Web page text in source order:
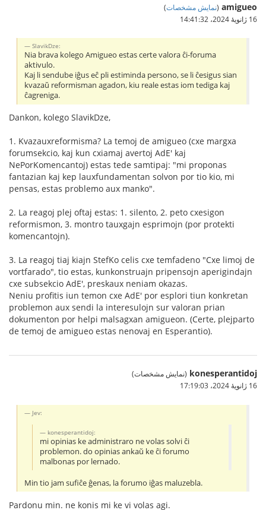
amigueo
(نمایش مشخصات)
16 ژانویهٔ 2024،‏ 14:41:32
SlavikDze:
Nia brava kolego Amigueo estas certe valora ĉi-foruma
aktivulo.
Kaj li sendube iĝus eĉ pli estiminda persono, se li ĉesigus sian
kvazaŭ reformisman agadon, kiu reale estas iom tediga kaj
ĉagreniga.
Dankon, kolego SlavikDze,
1. Kvazauxreformisma? La temoj de amigueo (cxe margxa
forumsekcio, kaj kun cxiamaj avertoj AdE' kaj
NePorKomencantoj) estas tede samtipaj: "mi proponas
fantazian kaj kep lauxfundamentan solvon por tio kio, mi
pensas, estas problemo aux manko".
2. La reagoj plej oftaj estas: 1. silento, 2. peto cxesigon
reformismon, 3. montro tauxgajn esprimojn (por protekti
komencantojn).
3. La reagoj tiaj kiajn StefKo celis cxe temfadeno "Cxe limoj de
vortfarado", tio estas, kunkonstruajn pripensojn aperigindajn
cxe subsekcio AdE', preskaux neniam okazas.
Neniu profitis iun temon cxe AdE' por esplori tiun konkretan
problemon aux sendi la interesulojn sur valoran prian
dokumenton por helpi malsagxan amigueon. (Certe, plejparto
de temoj de amigueo estas nenovaj en Esperantio).
konesperantidoj (نمایش مشخصات)
16 ژانویهٔ 2024،‏ 17:19:03
Jev:
konesperantidoj:
mi opinias ke administraro ne volas solvi ĉi
problemon. do opinias ankaŭ ke ĉi forumo
malbonas por lernado.
Min tio jam sufiĉe ĝenas, la forumo iĝas maluzebla.
Pardonu min. ne konis mi ke vi volas agi.